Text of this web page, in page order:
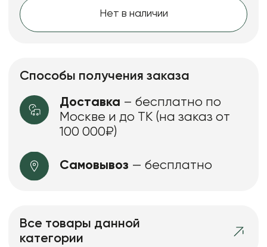
Нет в наличии
Способы получения заказа
Доставка – бесплатно по
Москве и до ТК (на заказ от
100 000₽)
Самовывоз — бесплатно
Все товары данной
категории